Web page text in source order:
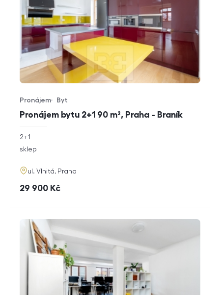
Pronájem bytu 2+1 90 m², Praha - Braník
Typ nabídky
Pronájem
Typ nemovitosti
Byt
rozměry
2+1
funkce
sklep
adresa
ul. Vlnitá, Praha
cena
29 900 Kč